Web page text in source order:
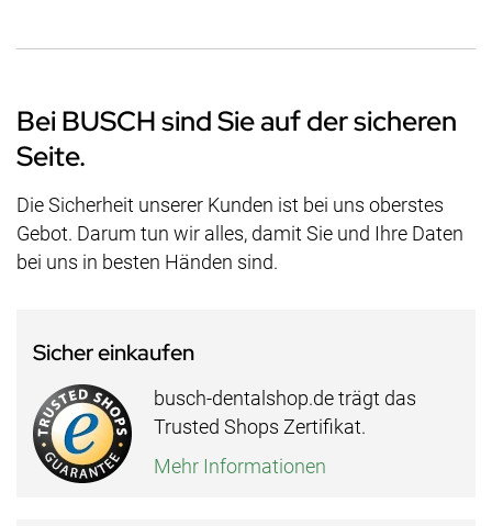
Bei BUSCH sind Sie auf der sicheren
Seite.
Die Sicherheit unserer Kunden ist bei uns oberstes
Gebot. Darum tun wir alles, damit Sie und Ihre Daten
bei uns in besten Händen sind.
Sicher einkaufen
busch-dentalshop.de trägt das
Trusted Shops Zertifikat.
Mehr Informationen